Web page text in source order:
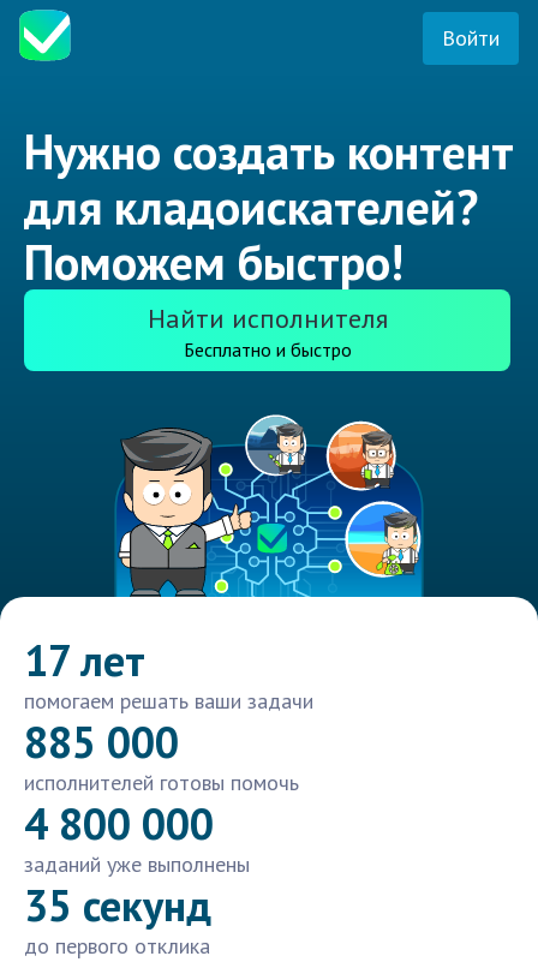
Войти
Нужно создать контент
для кладоискателей?
Поможем быстро!
Найти исполнителя
Бесплатно и быстро
17 лет
помогаем решать ваши задачи
885 000
исполнителей готовы помочь
4 800 000
заданий уже выполнены
35 секунд
до первого отклика